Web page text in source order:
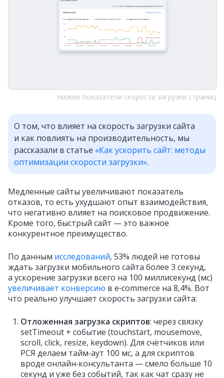
Низкие показатели скорости загрузки страниц
О том, что влияет на скорость загрузки сайта
и как повлиять на производительность, мы
рассказали в статье «Как ускорить сайт: методы
оптимизации скорости загрузки».
Медленные сайты увеличивают показатель
отказов, то есть ухудшают опыт взаимодействия,
что негативно влияет на поисковое продвижение.
Кроме того, быстрый сайт — это важное
конкурентное преимущество.
По данным исследований, 53% людей не готовы
ждать загрузки мобильного сайта более 3 секунд,
а ускорение загрузки всего на 100 миллисекунд (мс)
увеличивает конверсию в e‑commerce на 8,4%. Вот
что реально улучшает скорость загрузки сайта:
Отложенная загрузка скриптов: через связку
setTimeout + событие (touchstart, mousemove,
scroll, click, resize, keydown). Для счётчиков или
РСЯ делаем тайм‑аут 100 мс, а для скриптов
вроде онлайн‑консультанта — смело больше 10
секунд и уже без событий, так как чат сразу не